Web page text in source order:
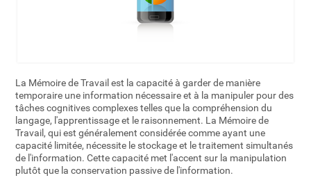
La Mémoire de Travail est la capacité à garder de manière
temporaire une information nécessaire et à la manipuler pour des
tâches cognitives complexes telles que la compréhension du
langage, l'apprentissage et le raisonnement. La Mémoire de
Travail, qui est généralement considérée comme ayant une
capacité limitée, nécessite le stockage et le traitement simultanés
de l'information. Cette capacité met l'accent sur la manipulation
plutôt que la conservation passive de l'information.